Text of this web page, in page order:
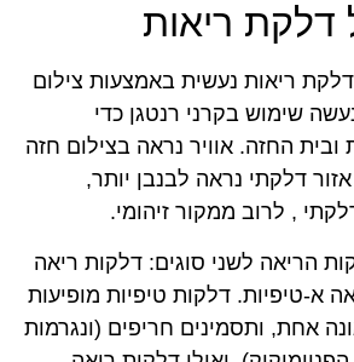
ריאות
ריאות נעשית באמצעות צילום
שימוש בקרני רנטגן כדי
ובית החזה. אוויר נראה בצילום חזה
דלקתי נראה לבנבן יותר,
, לרוב ממקור זיהומי.
הריאה לשני סוגים: דלקות ריאה
א-טיפיות. דלקות טיפיות מופיעות
אחת, ותסמינים חריפים (ונגרמות